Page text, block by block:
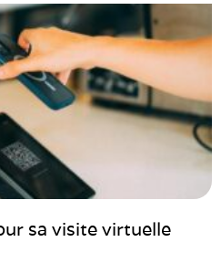
sa visite virtuelle